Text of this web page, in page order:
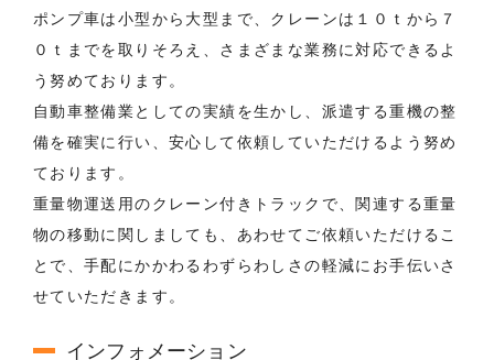
ポンプ車は小型から大型まで、クレーンは１０ｔから７
０ｔまでを取りそろえ、さまざまな業務に対応できるよ
う努めております。
自動車整備業としての実績を生かし、派遣する重機の整
備を確実に行い、安心して依頼していただけるよう努め
ております。
重量物運送用のクレーン付きトラックで、関連する重量
物の移動に関しましても、あわせてご依頼いただけるこ
とで、手配にかかわるわずらわしさの軽減にお手伝いさ
せていただきます。
インフォメーション